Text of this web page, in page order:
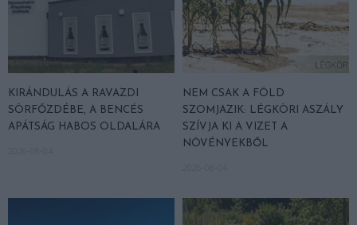
KIRÁNDULÁS A RAVAZDI
SÖRFŐZDÉBE, A BENCÉS
APÁTSÁG HABOS OLDALÁRA
NEM CSAK A FÖLD
SZOMJAZIK: LÉGKÖRI ASZÁLY
SZÍVJA KI A VIZET A
NÖVÉNYEKBŐL